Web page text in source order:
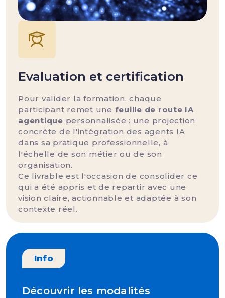
Evaluation et certification
Pour valider la formation, chaque
participant remet une feuille de route IA
agentique personnalisée : une projection
concrète de l'intégration des agents IA
dans sa pratique professionnelle, à
l'échelle de son métier ou de son
organisation.
Ce livrable est l'occasion de consolider ce
qui a été appris et de repartir avec une
vision claire, actionnable et adaptée à son
contexte réel.
Info
Découvrir les modalités